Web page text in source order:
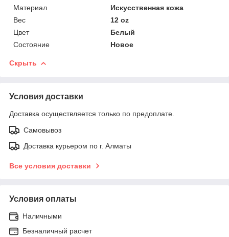
Материал
Искусственная кожа
Вес
12 oz
Цвет
Белый
Состояние
Новое
Скрыть
Условия доставки
Доставка осуществляется только по предоплате.
Самовывоз
Доставка курьером по г. Алматы
Все условия доставки
Условия оплаты
Наличными
Безналичный расчет